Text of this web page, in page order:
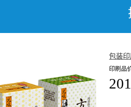
包装
印刷品